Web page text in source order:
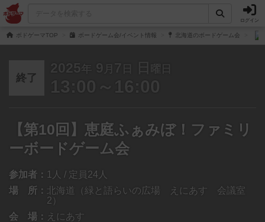
ログイン
ボドゲーマTOP ボードゲーム会/イベント情報 北海道のボードゲーム会
終了
2025 年 9 月 7 日 日 曜日
13:00～16:00
【第10回】恵庭ふぁみぼ！ファミリ
ーボードゲーム会
参加者： 1人 / 定員24人
場 所：
北海道（緑と語らいの広場 えにあす 会議室
2）
会 場： えにあす